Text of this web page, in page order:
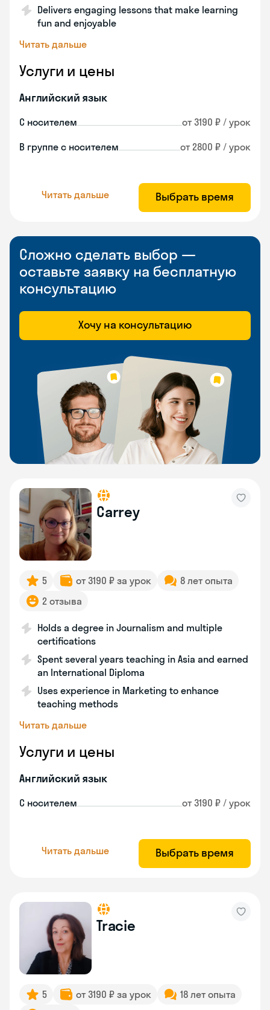
Delivers engaging lessons that make learning
fun and enjoyable
Читать дальше
Услуги и цены
Английский язык
С носителем от 3190 ₽ / урок
В группе с носителем от 2800 ₽ / урок
Читать дальше Выбрать время
Сложно сделать выбор —
оставьте заявку на бесплатную
консультацию
Хочу на консультацию
Carrey
5 от 3190 ₽ за урок
8 лет опыта
2 отзыва
Holds a degree in Journalism and multiple
certifications
Spent several years teaching in Asia and earned
an International Diploma
Uses experience in Marketing to enhance
teaching methods
Читать дальше
Услуги и цены
Английский язык
С носителем от 3190 ₽ / урок
Читать дальше Выбрать время
Tracie
5 от 3190 ₽ за урок
18 лет опыта